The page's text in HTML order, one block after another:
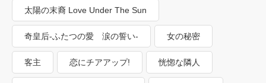
太陽の末裔 Love Under The Sun
奇皇后-ふたつの愛 涙の誓い- 女の秘密
客主 恋にチアアップ! 恍惚な隣人